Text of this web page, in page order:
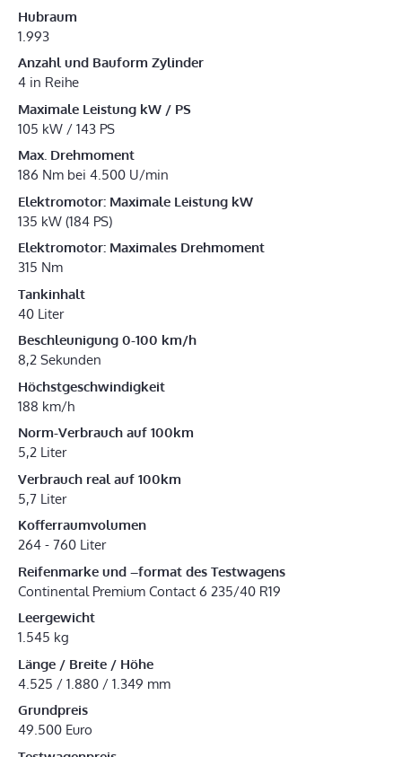
Hubraum
1.993
Anzahl und Bauform Zylinder
4 in Reihe
Maximale Leistung kW / PS
105 kW / 143 PS
Max. Drehmoment
186 Nm bei 4.500 U/min
Elektromotor: Maximale Leistung kW
135 kW (184 PS)
Elektromotor: Maximales Drehmoment
315 Nm
Tankinhalt
40 Liter
Beschleunigung 0-100 km/h
8,2 Sekunden
Höchstgeschwindigkeit
188 km/h
Norm-Verbrauch auf 100km
5,2 Liter
Verbrauch real auf 100km
5,7 Liter
Kofferraumvolumen
264 - 760 Liter
Reifenmarke und –format des Testwagens
Continental Premium Contact 6 235/40 R19
Leergewicht
1.545 kg
Länge / Breite / Höhe
4.525 / 1.880 / 1.349 mm
Grundpreis
49.500 Euro